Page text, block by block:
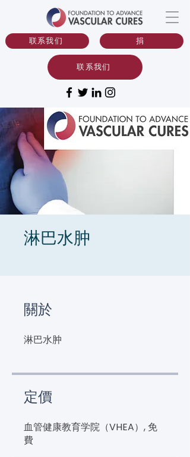
捐
联系我们
联系我们
淋巴水肿
關於
淋巴水肿
定價
血管健康教育学院（VHEA）, 免
費